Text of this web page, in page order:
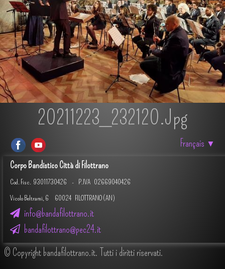
CALENDARIO
CONTATTI
20211223_232120.jpg
Français ▼
Corpo Bandistico Città di Filottrano
Cod. Fisc. 93011730426 - P.IVA 02669040426
Vicolo Beltrami, 6 60024 FILOTTRANO (AN)
info@bandafilottrano.it
bandafilottrano@pec24.it
© Copyright bandafilottrano.it. Tutti i diritti riservati.